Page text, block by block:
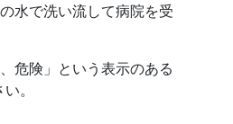
水で洗い流して病院を受
危険」という表示のある
。